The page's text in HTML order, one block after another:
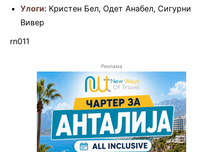
Улоги: Кристен Бел, Одет Анабел, Сигурни
Вивер
rn011
Реклама